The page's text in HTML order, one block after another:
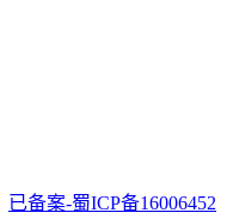
已备案-蜀ICP备16006452